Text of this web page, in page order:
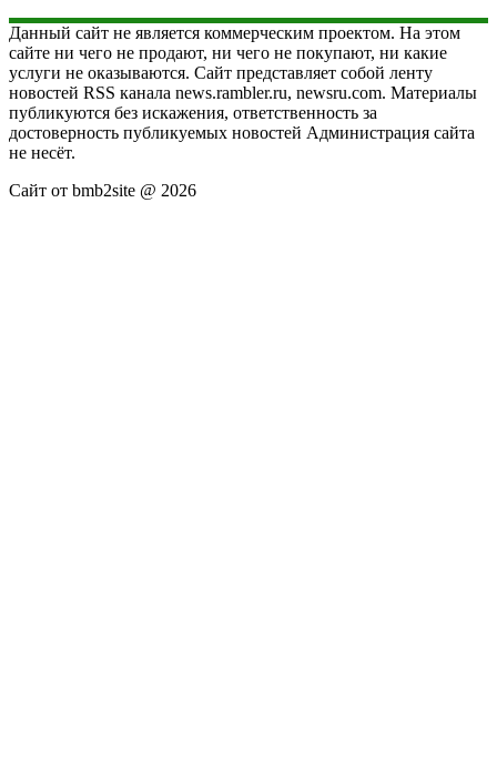
Данный сайт не является коммерческим проектом. На этом
сайте ни чего не продают, ни чего не покупают, ни какие
услуги не оказываются. Сайт представляет собой ленту
новостей RSS канала news.rambler.ru, newsru.com. Материалы
публикуются без искажения, ответственность за
достоверность публикуемых новостей Администрация сайта
не несёт.
Сайт от bmb2site @ 2026